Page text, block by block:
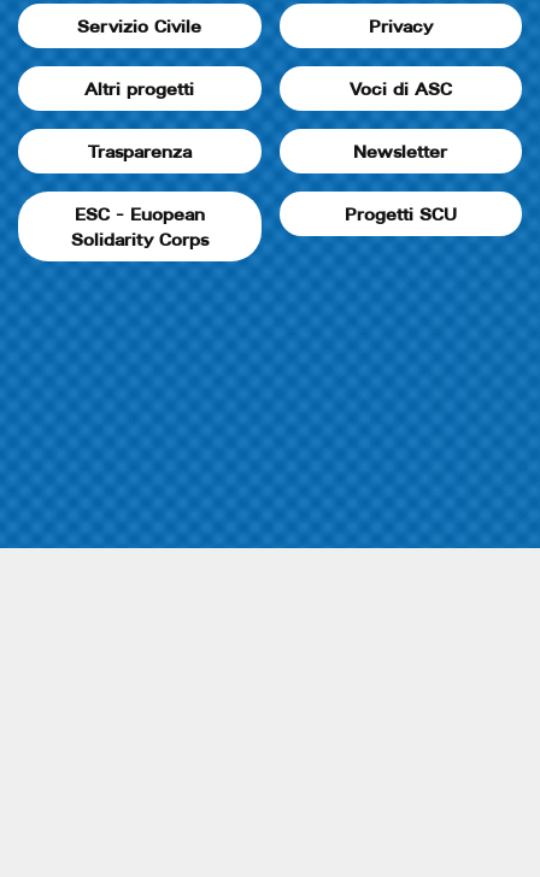
Servizio Civile Privacy
Altri progetti Voci di ASC
Trasparenza Newsletter
ESC - Euopean
Solidarity Corps
Progetti SCU